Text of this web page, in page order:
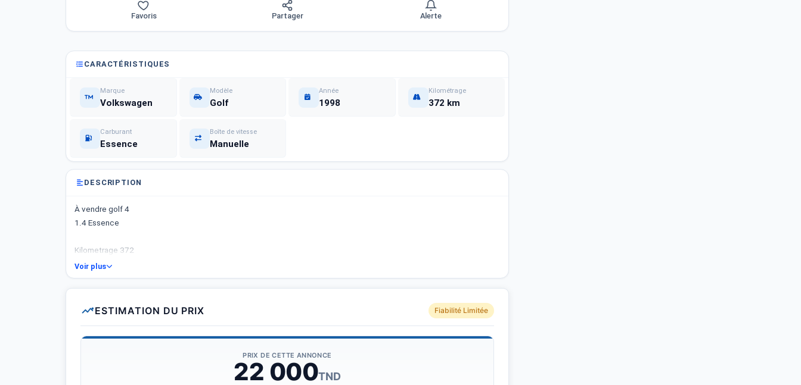
Favoris Partager Alerte
CARACTÉRISTIQUES
Marque
Volkswagen
Modèle
Golf
Année
1998
Kilométrage
372 km
Carburant
Essence
Boîte de vitesse
Manuelle
DESCRIPTION
À vendre golf 4
1.4 Essence
Kilometrage 372
Plus d&amp;#039;iformation 96634502
Prix : 22000 dt
Voir plus
ESTIMATION DU PRIX Fiabilité Limitée
PRIX DE CETTE ANNONCE
22 000TND